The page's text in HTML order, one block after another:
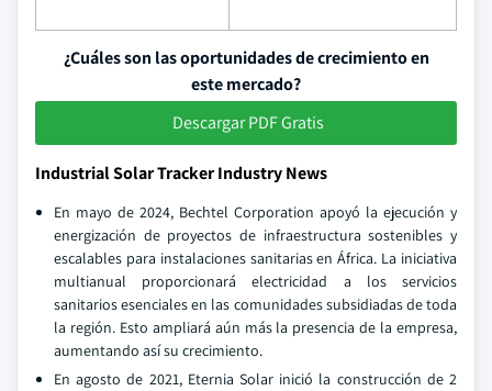
¿Cuáles son las oportunidades de crecimiento en
este mercado?
Descargar PDF Gratis
Industrial Solar Tracker Industry News
En mayo de 2024, Bechtel Corporation apoyó la ejecución y
energización de proyectos de infraestructura sostenibles y
escalables para instalaciones sanitarias en África. La iniciativa
multianual proporcionará electricidad a los servicios
sanitarios esenciales en las comunidades subsidiadas de toda
la región. Esto ampliará aún más la presencia de la empresa,
aumentando así su crecimiento.
En agosto de 2021, Eternia Solar inició la construcción de 2